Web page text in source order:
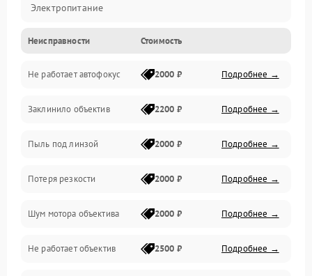
Электропитание
Видео
Хранение данных
Программное обеспечение
Механические повреждения
Аудио
Неисправности Стоимость
Не работает автофокус 2000 ₽ Подробнее →
Заклинило объектив 2200 ₽ Подробнее →
Пыль под линзой 2000 ₽ Подробнее →
Потеря резкости 2000 ₽ Подробнее →
Шум мотора объектива 2000 ₽ Подробнее →
Не работает объектив 2500 ₽ Подробнее →